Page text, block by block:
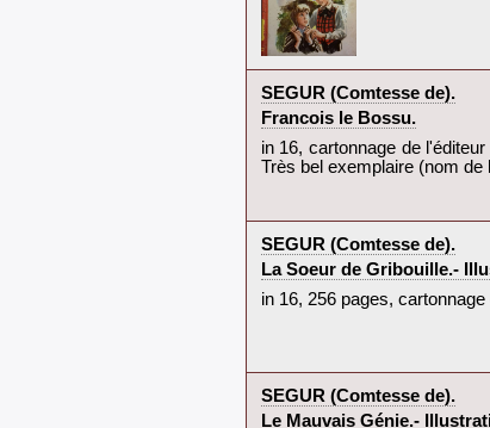
‎SEGUR (Comtesse de).‎
‎Francois le Bossu.‎
‎in 16, cartonnage de
Très bel exemplaire (nom
‎SEGUR (Comtesse de).‎
‎La Soeur de Gribouille.-
‎in 16, 256 pages,
‎SEGUR (Comtesse de).‎
‎Le Mauvais Génie.-